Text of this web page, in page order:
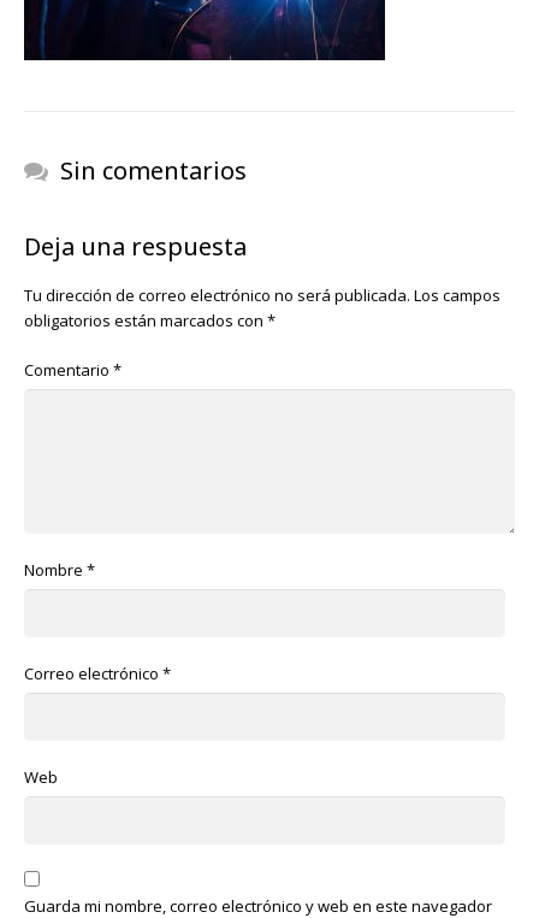
Sin comentarios
Deja una respuesta
Tu dirección de correo electrónico no será publicada. Los campos
obligatorios están marcados con *
Comentario *
Nombre *
Correo electrónico *
Web
Guarda mi nombre, correo electrónico y web en este navegador